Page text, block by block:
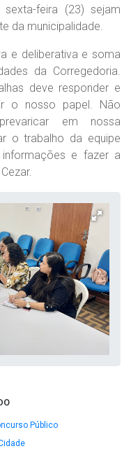
feira (23) sejam
da municipalidade.
e deliberativa e soma
da Corregedoria.
deve responder e
o nosso papel. Não
em nossa
o trabalho da equipe
e fazer a
Público